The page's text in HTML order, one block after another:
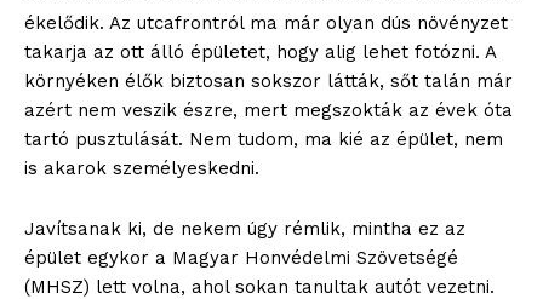
ékelődik. Az utcafrontról ma már olyan dús növényzet
takarja az ott álló épületet, hogy alig lehet fotózni. A
környéken élők biztosan sokszor látták, sőt talán már
azért nem veszik észre, mert megszokták az évek óta
tartó pusztulását. Nem tudom, ma kié az épület, nem
is akarok személyeskedni.
Javítsanak ki, de nekem úgy rémlik, mintha ez az
épület egykor a Magyar Honvédelmi Szövetségé
(MHSZ) lett volna, ahol sokan tanultak autót vezetni.